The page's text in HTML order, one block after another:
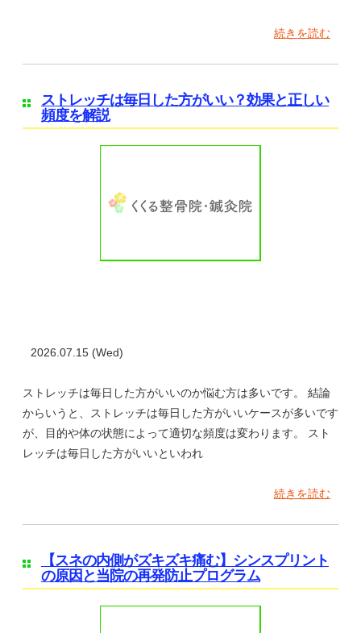
続きを読む
ストレッチは毎日した方がいい？効果と正しい
頻度を解説
2026.07.15 (Wed)
ストレッチは毎日した方がいいのか悩む方は多いです。 結論
からいうと、ストレッチは毎日した方がいいケースが多いです
が、目的や体の状態によって適切な頻度は変わります。 スト
レッチは毎日した方がいいといわれ
続きを読む
【スネの内側がズキズキ痛む】シンスプリント
の原因と当院の再発防止プログラム